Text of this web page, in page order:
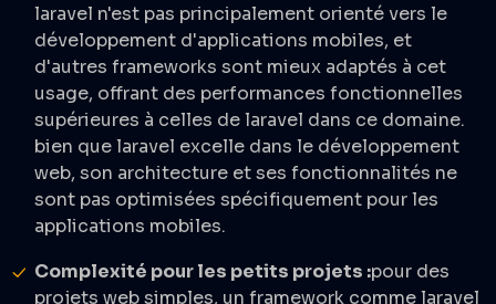
laravel n'est pas principalement orienté vers le
développement d'applications mobiles, et
d'autres frameworks sont mieux adaptés à cet
usage, offrant des performances fonctionnelles
supérieures à celles de laravel dans ce domaine.
bien que laravel excelle dans le développement
web, son architecture et ses fonctionnalités ne
sont pas optimisées spécifiquement pour les
applications mobiles.
Complexité pour les petits projets :pour des
projets web simples, un framework comme laravel